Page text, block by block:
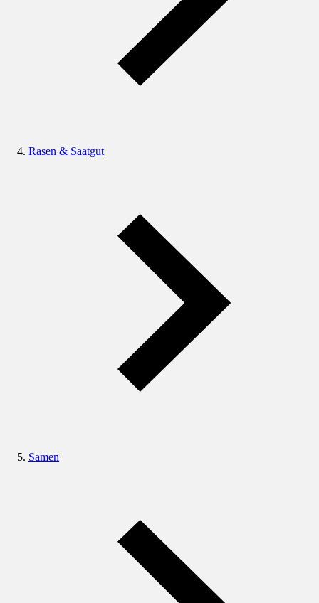
Rasen & Saatgut
Samen